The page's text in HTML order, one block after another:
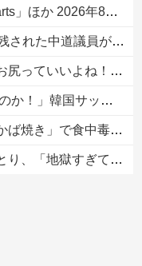
売商品【スケジュール公開】
先を向けたか……」と節操の無さに呆れる人が続出
いよね！ｗｗｗｗｗ
買収が発覚し大騒ぎ！【海外の反応】
腹痛など訴え…サルモネラ属の菌検出
ってる……」と衝撃を受ける人が続出中